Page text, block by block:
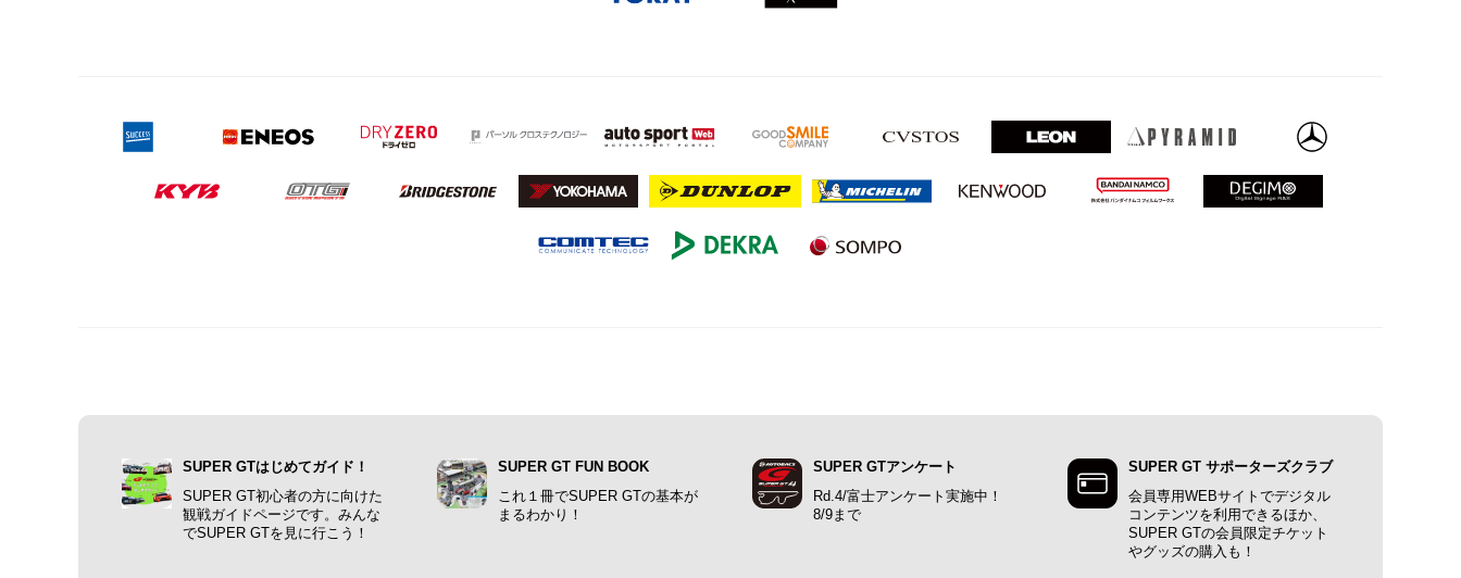
SUPER GTはじめてガイド！
SUPER GT初心者の方に向けた
観戦ガイドページです。みんな
でSUPER GTを見に行こう！
SUPER GT FUN BOOK
これ１冊でSUPER GTの基本が
まるわかり！
SUPER GTアンケート
Rd.4/富士アンケート実施中！
8/9まで
SUPER GT サポーターズクラブ
会員専用WEBサイトでデジタル
コンテンツを利用できるほか、
SUPER GTの会員限定チケット
やグッズの購入も！